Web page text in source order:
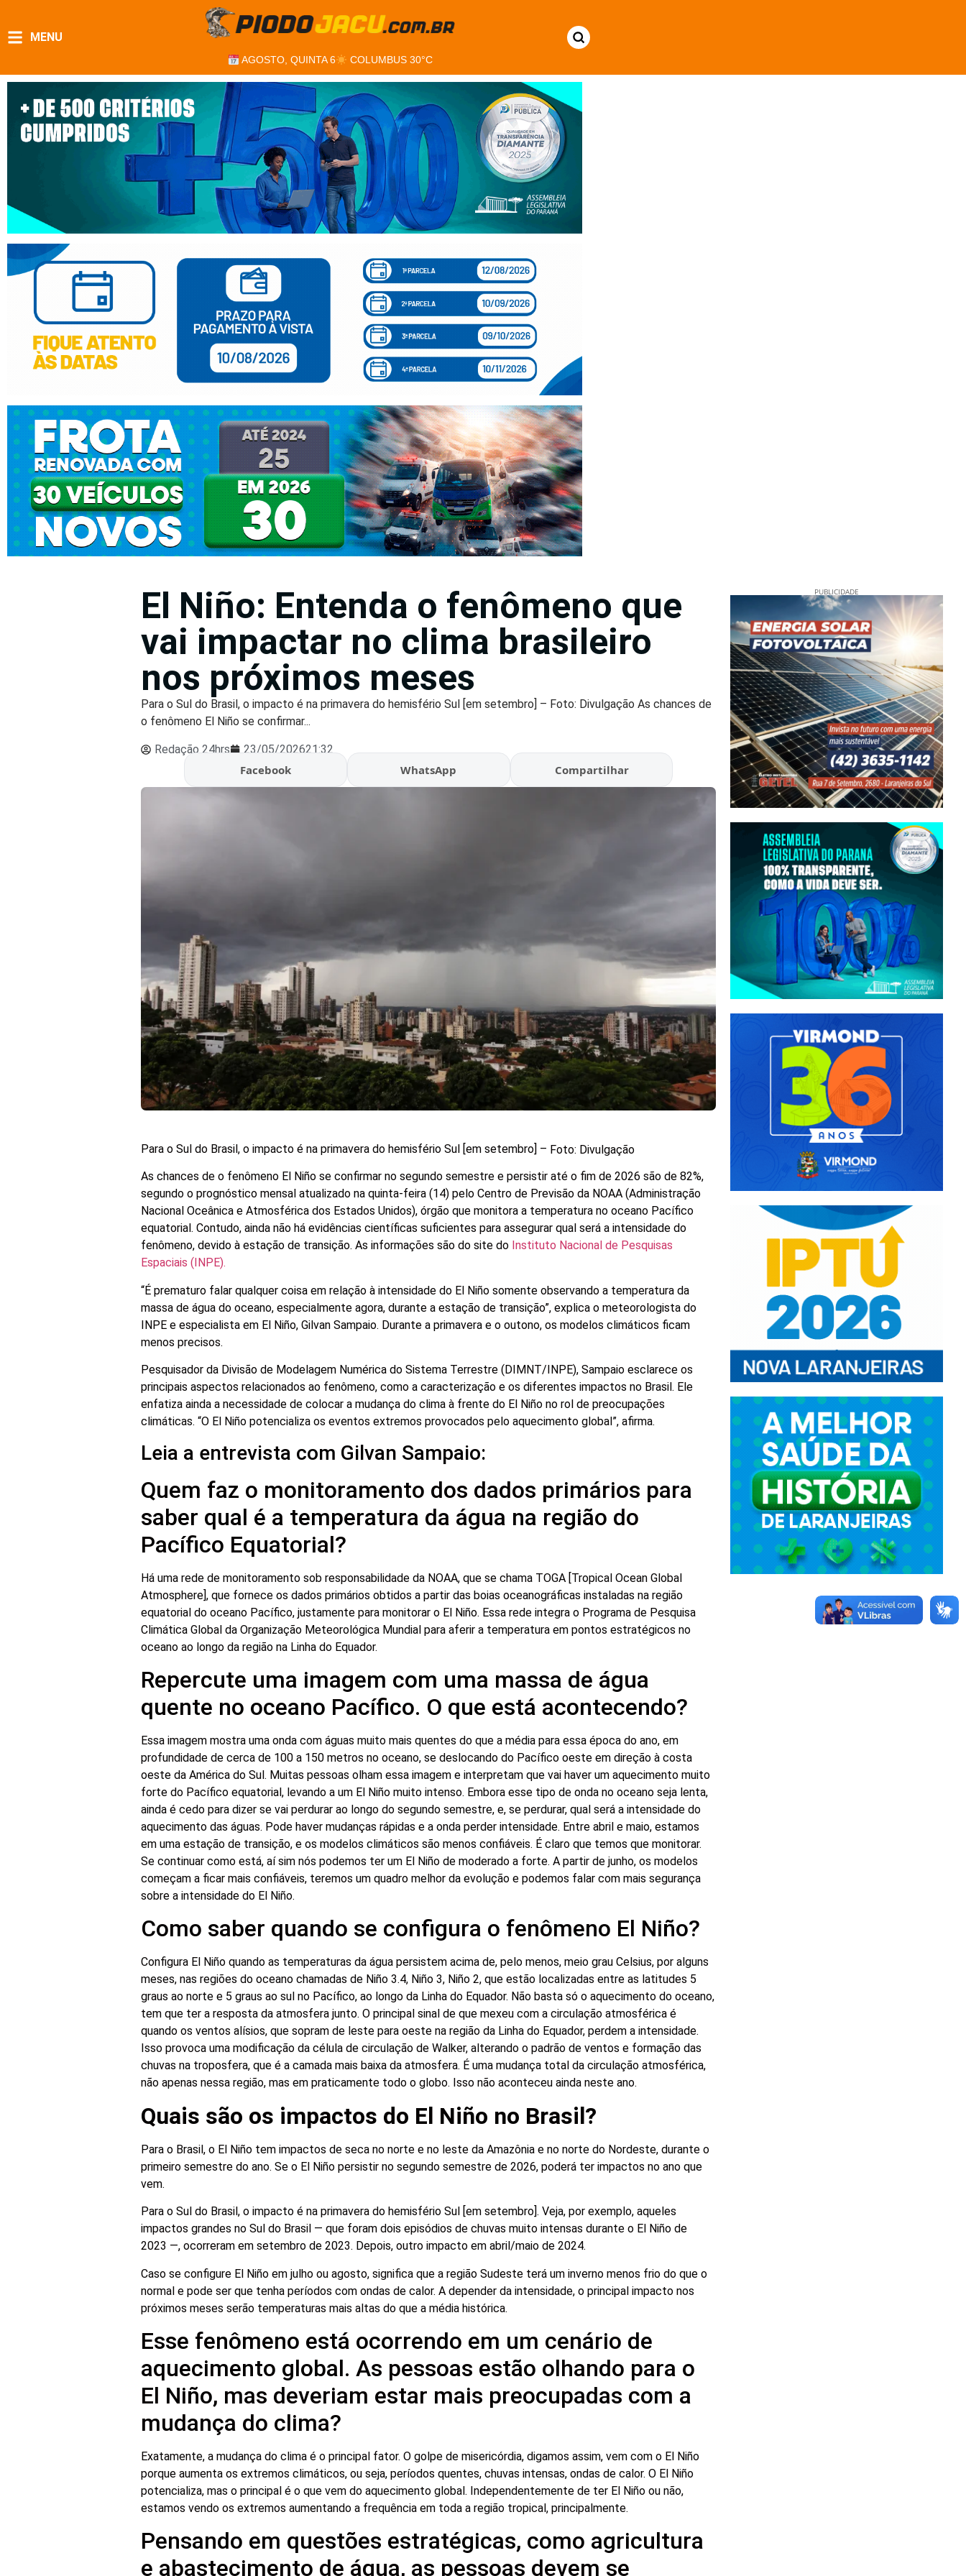
MENU
AGOSTO, QUINTA 6 COLUMBUS 30°C
El Niño: Entenda o fenômeno que
vai impactar no clima brasileiro
nos próximos meses
Para o Sul do Brasil, o impacto é na primavera do hemisfério Sul [em setembro] – Foto: Divulgação As chances de
o fenômeno El Niño se confirmar...
Redação 24hrs 23/05/202621:32
Facebook WhatsApp Compartilhar
Para o Sul do Brasil, o impacto é na primavera do hemisfério Sul [em setembro] – Foto: Divulgação
As chances de o fenômeno El Niño se confirmar no segundo semestre e persistir até o fim de 2026 são de 82%,
segundo o prognóstico mensal atualizado na quinta-feira (14) pelo Centro de Previsão da NOAA (Administração
Nacional Oceânica e Atmosférica dos Estados Unidos), órgão que monitora a temperatura no oceano Pacífico
equatorial. Contudo, ainda não há evidências científicas suficientes para assegurar qual será a intensidade do
fenômeno, devido à estação de transição. As informações são do site do Instituto Nacional de Pesquisas
Espaciais (INPE).
“É prematuro falar qualquer coisa em relação à intensidade do El Niño somente observando a temperatura da
massa de água do oceano, especialmente agora, durante a estação de transição”, explica o meteorologista do
INPE e especialista em El Niño, Gilvan Sampaio. Durante a primavera e o outono, os modelos climáticos ficam
menos precisos.
Pesquisador da Divisão de Modelagem Numérica do Sistema Terrestre (DIMNT/INPE), Sampaio esclarece os
principais aspectos relacionados ao fenômeno, como a caracterização e os diferentes impactos no Brasil. Ele
enfatiza ainda a necessidade de colocar a mudança do clima à frente do El Niño no rol de preocupações
climáticas. “O El Niño potencializa os eventos extremos provocados pelo aquecimento global”, afirma.
Leia a entrevista com Gilvan Sampaio:
Quem faz o monitoramento dos dados primários para
saber qual é a temperatura da água na região do
Pacífico Equatorial?
Há uma rede de monitoramento sob responsabilidade da NOAA, que se chama TOGA [Tropical Ocean Global
Atmosphere], que fornece os dados primários obtidos a partir das boias oceanográficas instaladas na região
equatorial do oceano Pacífico, justamente para monitorar o El Niño. Essa rede integra o Programa de Pesquisa
Climática Global da Organização Meteorológica Mundial para aferir a temperatura em pontos estratégicos no
oceano ao longo da região na Linha do Equador.
Repercute uma imagem com uma massa de água
quente no oceano Pacífico. O que está acontecendo?
Essa imagem mostra uma onda com águas muito mais quentes do que a média para essa época do ano, em
profundidade de cerca de 100 a 150 metros no oceano, se deslocando do Pacífico oeste em direção à costa
oeste da América do Sul. Muitas pessoas olham essa imagem e interpretam que vai haver um aquecimento muito
forte do Pacífico equatorial, levando a um El Niño muito intenso. Embora esse tipo de onda no oceano seja lenta,
ainda é cedo para dizer se vai perdurar ao longo do segundo semestre, e, se perdurar, qual será a intensidade do
aquecimento das águas. Pode haver mudanças rápidas e a onda perder intensidade. Entre abril e maio, estamos
em uma estação de transição, e os modelos climáticos são menos confiáveis. É claro que temos que monitorar.
Se continuar como está, aí sim nós podemos ter um El Niño de moderado a forte. A partir de junho, os modelos
começam a ficar mais confiáveis, teremos um quadro melhor da evolução e podemos falar com mais segurança
sobre a intensidade do El Niño.
Como saber quando se configura o fenômeno El Niño?
Configura El Niño quando as temperaturas da água persistem acima de, pelo menos, meio grau Celsius, por alguns
meses, nas regiões do oceano chamadas de Niño 3.4, Niño 3, Niño 2, que estão localizadas entre as latitudes 5
graus ao norte e 5 graus ao sul no Pacífico, ao longo da Linha do Equador. Não basta só o aquecimento do oceano,
tem que ter a resposta da atmosfera junto. O principal sinal de que mexeu com a circulação atmosférica é
quando os ventos alísios, que sopram de leste para oeste na região da Linha do Equador, perdem a intensidade.
Isso provoca uma modificação da célula de circulação de Walker, alterando o padrão de ventos e formação das
chuvas na troposfera, que é a camada mais baixa da atmosfera. É uma mudança total da circulação atmosférica,
não apenas nessa região, mas em praticamente todo o globo. Isso não aconteceu ainda neste ano.
Quais são os impactos do El Niño no Brasil?
Para o Brasil, o El Niño tem impactos de seca no norte e no leste da Amazônia e no norte do Nordeste, durante o
primeiro semestre do ano. Se o El Niño persistir no segundo semestre de 2026, poderá ter impactos no ano que
vem.
Para o Sul do Brasil, o impacto é na primavera do hemisfério Sul [em setembro]. Veja, por exemplo, aqueles
impactos grandes no Sul do Brasil — que foram dois episódios de chuvas muito intensas durante o El Niño de
2023 —, ocorreram em setembro de 2023. Depois, outro impacto em abril/maio de 2024.
Caso se configure El Niño em julho ou agosto, significa que a região Sudeste terá um inverno menos frio do que o
normal e pode ser que tenha períodos com ondas de calor. A depender da intensidade, o principal impacto nos
próximos meses serão temperaturas mais altas do que a média histórica.
Esse fenômeno está ocorrendo em um cenário de
aquecimento global. As pessoas estão olhando para o
El Niño, mas deveriam estar mais preocupadas com a
mudança do clima?
Exatamente, a mudança do clima é o principal fator. O golpe de misericórdia, digamos assim, vem com o El Niño
porque aumenta os extremos climáticos, ou seja, períodos quentes, chuvas intensas, ondas de calor. O El Niño
potencializa, mas o principal é o que vem do aquecimento global. Independentemente de ter El Niño ou não,
estamos vendo os extremos aumentando a frequência em toda a região tropical, principalmente.
Pensando em questões estratégicas, como agricultura
e abastecimento de água, as pessoas devem se
PUBLICIDADE